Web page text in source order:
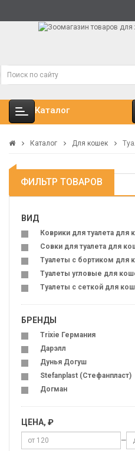
Каталог
Каталог Для кошек
ФИЛЬТР ТОВАРОВ
ВИД
Коврики для туалета для
Совки для туалета для
Туалеты с бортиком для
Туалеты угловые для
Туалеты с сеткой для
БРЕНДЫ
Trixie Германия
Дарэлл
Дунья Догуш
Stefanplast (Стефанпласт)
Догман
ЦЕНА, ₽
—